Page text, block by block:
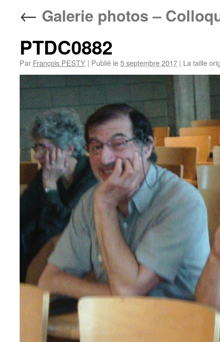
← Galerie photos –
PTDC0882
Par François PESTY | Publié le5 septembre 2017 | La taille